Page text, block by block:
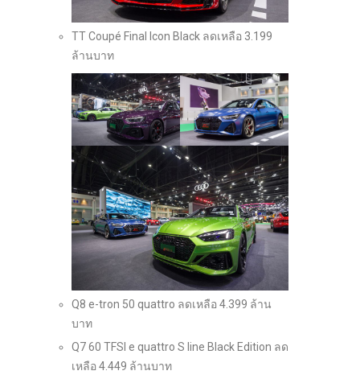
TT Coupé Final Icon Black ลดเหลือ 3.199
ล้านบาท
Q8 e-tron 50 quattro ลดเหลือ 4.399 ล้าน
บาท
Q7 60 TFSI e quattro S line Black Edition ลด
เหลือ 4.449 ล้านบาท